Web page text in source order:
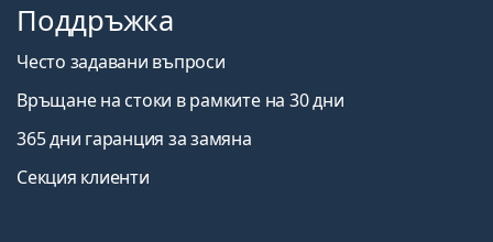
Поддръжка
Често задавани въпроси
Връщане на стоки в рамките на 30 дни
365 дни гаранция за замяна
Секция клиенти